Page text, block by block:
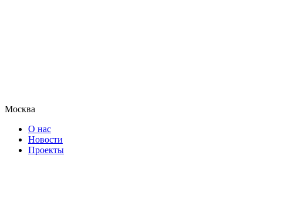
Москва
О нас
Новости
Проекты